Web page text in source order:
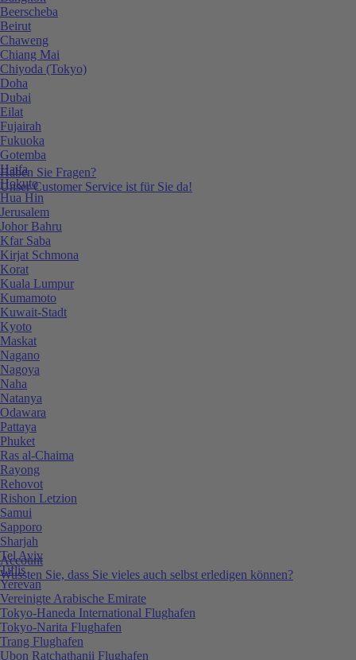
Haben Sie Fragen?
Unser Customer Service ist für Sie da!
Account
Wussten Sie, dass Sie vieles auch selbst erledigen können?
Beerscheba
Beirut
Chaweng
Chiang Mai
Chiyoda (Tokyo)
Doha
Dubai
Eilat
Fujairah
Fukuoka
Gotemba
Haifa
Hokuto
Hua Hin
Jerusalem
Johor Bahru
Kfar Saba
Kirjat Schmona
Korat
Kuala Lumpur
Kumamoto
Kuwait-Stadt
Kyoto
Maskat
Nagano
Nagoya
Naha
Natanya
Odawara
Pattaya
Phuket
Ras al-Chaima
Rayong
Rehovot
Rishon Letzion
Samui
Sapporo
Sharjah
Tel Aviv
Tiflis
Yerevan
Vereinigte Arabische Emirate
Tokyo-Haneda International Flughafen
Tokyo-Narita Flughafen
Trang Flughafen
Ubon Ratchathanii Flughafen